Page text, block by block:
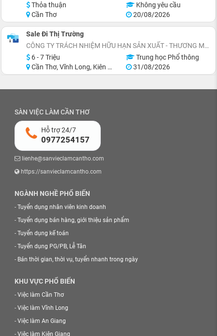
Thỏa thuận
Không yêu cầu
Cần Thơ
20/08/2026
Sale Đi Thị Trường
CÔNG TY TRÁCH NHIỆM HỮU HẠN SẢN XUẤT - THƯƠNG MẠI SUGI
6 - 7 Triệu
Trung học Phổ thông
Cần Thơ, Vĩnh Long, Kiên Giang, Cà Mau, Bến Tre, Trà Vinh
31/08/2026
SÀN VIỆC LÀM CẦN THƠ
Hỗ trợ 24/7
0977254157
lienhe@sanvieclamcantho.com
https://sanvieclamcantho.com
NGÀNH NGHỀ PHỔ BIẾN
- Tuyển dụng nhân viên kinh doanh
- Tuyển dụng bán hàng, giới thiệu sản phẩm
- Tuyển dụng kế toán
- Tuyển dụng PG/PB, Lễ Tân
- Bán thời gian, thời vụ, tuyển nhanh trong ngày
KHU VỰC PHỔ BIẾN
- Việc làm Cần Thơ
- Việc làm Vĩnh Long
- Việc làm An Giang
- Việc làm Kiên Giang